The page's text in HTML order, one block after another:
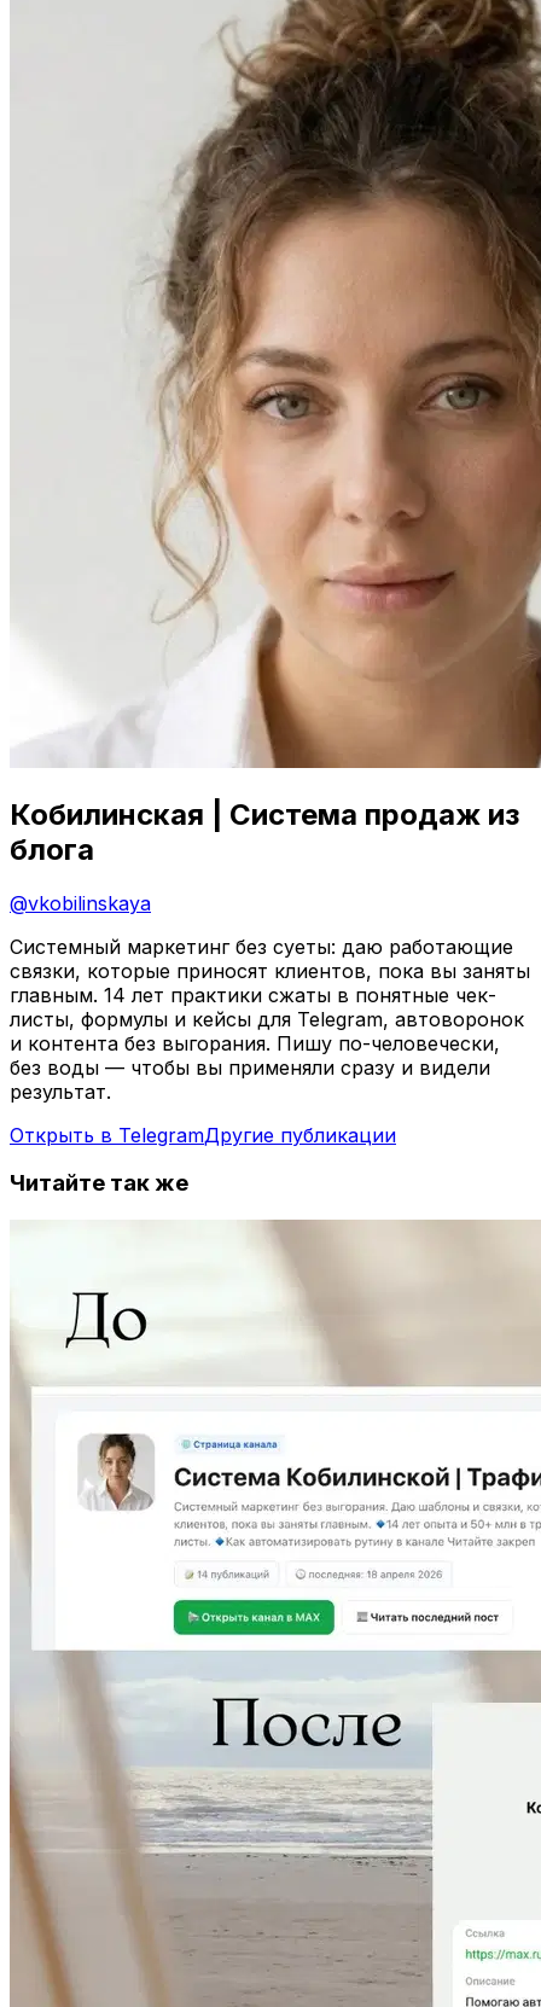
Кобилинская | Система продаж из
блога
@vkobilinskaya
Системный маркетинг без суеты: даю работающие
связки, которые приносят клиентов, пока вы заняты
главным. 14 лет практики сжаты в понятные чек-
листы, формулы и кейсы для Telegram, автоворонок
и контента без выгорания. Пишу по-человечески,
без воды — чтобы вы применяли сразу и видели
результат.
Открыть в TelegramДругие публикации
Читайте так же